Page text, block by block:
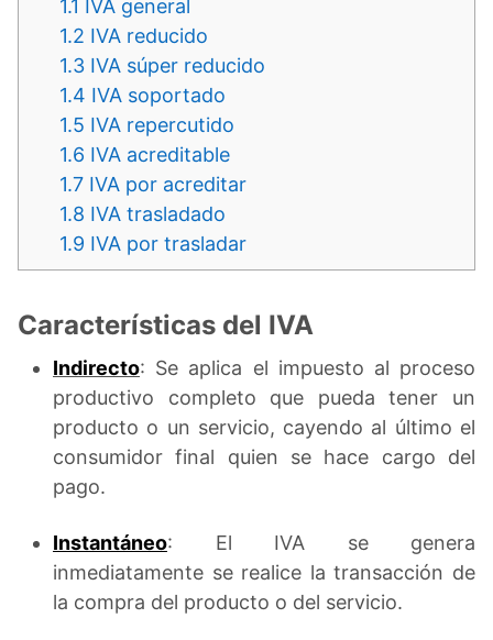
1.1 IVA general
1.2 IVA reducido
1.3 IVA súper reducido
1.4 IVA soportado
1.5 IVA repercutido
1.6 IVA acreditable
1.7 IVA por acreditar
1.8 IVA trasladado
1.9 IVA por trasladar
Características del IVA
Indirecto: Se aplica el impuesto al proceso
productivo completo que pueda tener un
producto o un servicio, cayendo al último el
consumidor final quien se hace cargo del
pago.
Instantáneo: El IVA se genera
inmediatamente se realice la transacción de
la compra del producto o del servicio.